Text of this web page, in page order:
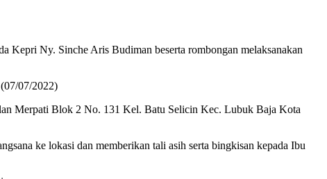
Kepri Ny. Sinche Aris Budiman beserta rombongan melaksanakan
07/2022)
Merpati Blok 2 No. 131 Kel. Batu Selicin Kec. Lubuk Baja Kota
ke lokasi dan memberikan tali asih serta bingkisan kepada Ibu